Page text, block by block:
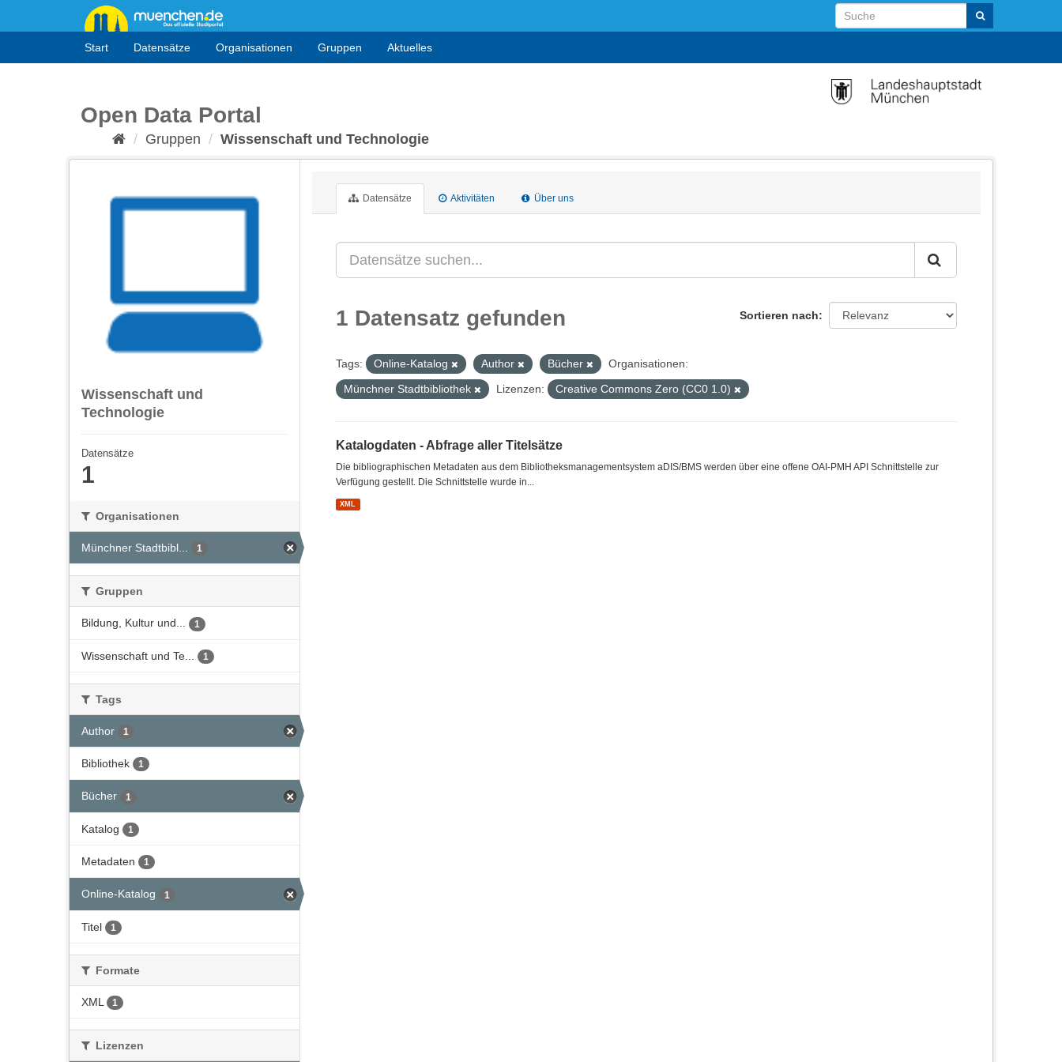
Start Datensätze Organisationen Gruppen Aktuelles
Open Data Portal
Gruppen Wissenschaft und Technologie
Wissenschaft und
Technologie
Datensätze
1
Organisationen
Münchner Stadtbibl... 1
Gruppen
Bildung, Kultur und... 1
Wissenschaft und Te... 1
Tags
Author 1
Bibliothek 1
Bücher 1
Katalog 1
Metadaten 1
Online-Katalog 1
Titel 1
Formate
XML 1
Lizenzen
Datensätze Aktivitäten Über uns
Sortieren nach
1 Datensatz gefunden
Tags: Online-Katalog Author Bücher
Organisationen:
Münchner Stadtbibliothek
Lizenzen: Creative Commons Zero (CC0 1.0)
Katalogdaten - Abfrage aller Titelsätze
Die bibliographischen Metadaten aus dem Bibliotheksmanagementsystem aDIS/BMS werden über eine offene OAI-PMH API Schnittstelle zur
Verfügung gestellt. Die Schnittstelle wurde in...
XML